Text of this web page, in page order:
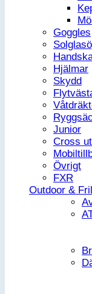
Goggles
Hjälmar
Skydd
Junior
Cross
Övrigt
FXR
Outdoor &